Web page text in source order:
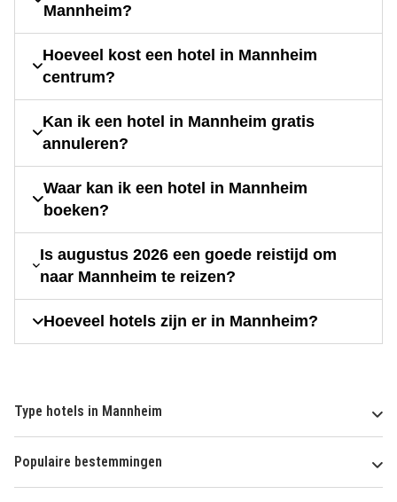
Mannheim?
Hoeveel kost een hotel in Mannheim
centrum?
Kan ik een hotel in Mannheim gratis
annuleren?
Waar kan ik een hotel in Mannheim
boeken?
Is augustus 2026 een goede reistijd om
naar Mannheim te reizen?
Hoeveel hotels zijn er in Mannheim?
Type hotels in Mannheim
Populaire bestemmingen